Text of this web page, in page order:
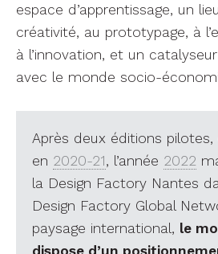
espace d’apprentissage, un
créativité, au prototypage, à
à l’innovation, et un
avec le monde socio-
Après deux éditions pilotes,
en 2020-21, l’année 2022
la Design Factory Nantes
Design Factory Global
paysage international, le
dispose d’un